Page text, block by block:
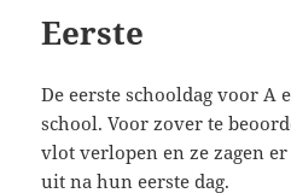
Eerste
De eerste schooldag voor A
school. Voor zover te
vlot verlopen en ze zagen
uit na hun eerste dag.